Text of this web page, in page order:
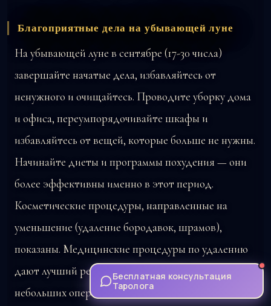
Благоприятные дела на убывающей луне
На убывающей луне в сентябре (17-30 числа)
завершайте начатые дела, избавляйтесь от
ненужного и очищайтесь. Проводите уборку дома
и офиса, переумпорядочивайте шкафы и
избавляйтесь от вещей, которые больше не нужны.
Начинайте диеты и программы похудения — они
более эффективны именно в этот период.
Косметические процедуры, направленные на
уменьшение (удаление бородавок, шрамов),
показаны. Медицинские процедуры по удалению
дают лучший результат (удаление зубов,
небольших операций).
Бесплатная консультация
Таролога